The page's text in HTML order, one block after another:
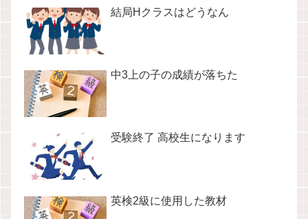
結局Hクラスはどうなん
中3上の子の成績が落ちた
受験終了 高校生になります
英検2級に使用した教材